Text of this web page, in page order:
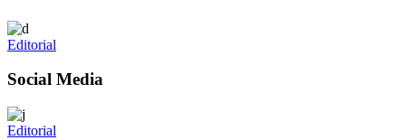
Editorial
Social Media
Editorial